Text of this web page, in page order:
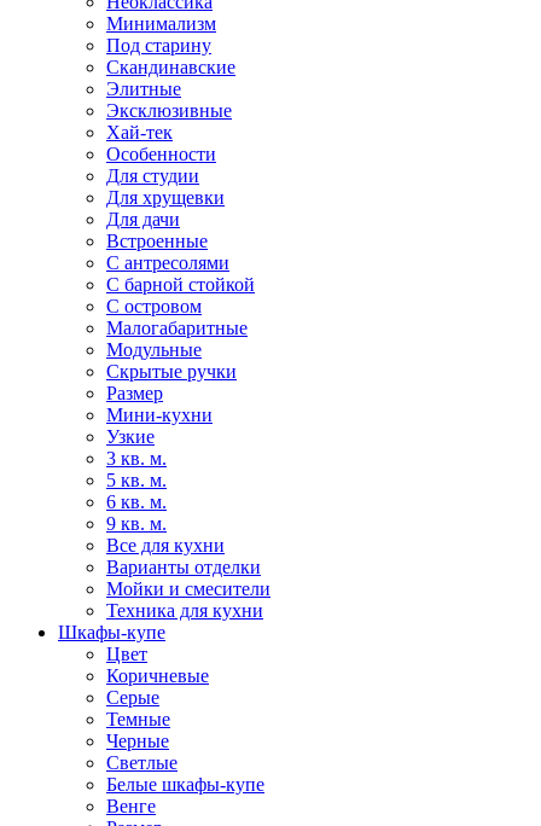
Минимализм
Под старину
Скандинавские
Элитные
Эксклюзивные
Хай-тек
Особенности
Для студии
Для хрущевки
Для дачи
Встроенные
С антресолями
С барной стойкой
С островом
Малогабаритные
Модульные
Скрытые ручки
Размер
Мини-кухни
Узкие
3 кв. м.
5 кв. м.
6 кв. м.
9 кв. м.
Все для кухни
Варианты отделки
Мойки и смесители
Техника для кухни
Шкафы-купе
Цвет
Коричневые
Серые
Темные
Черные
Светлые
Белые шкафы-купе
Венге